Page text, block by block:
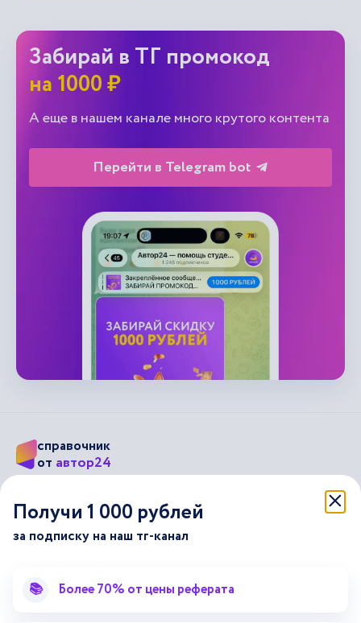
Забирай в ТГ промокод
на 1000 ₽
А еще в нашем канале много крутого контента
Перейти в Telegram bot
справочник
от автор24
Подписывайся на наши соц. сети
Лекторий
Последние статьи
Получи 1 000 рублей
за подписку на наш тг-канал
📚 Более 70% от цены реферата